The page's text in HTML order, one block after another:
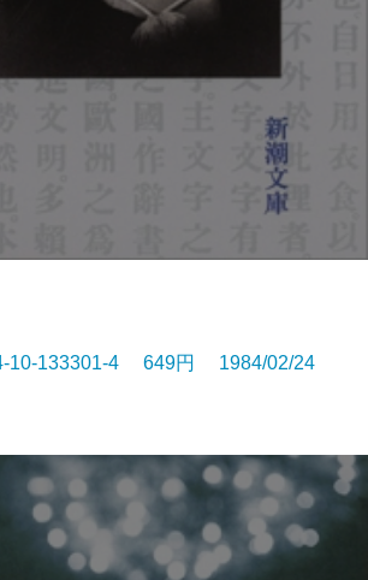
10-133301-4 649円 1984/02/24